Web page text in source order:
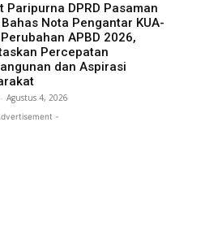
Paripurna DPRD Pasaman
Nota Pengantar KUA-
Perubahan APBD 2026,
Percepatan
dan Aspirasi
- Agustus 4, 2026
-